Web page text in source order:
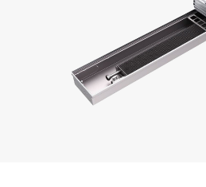
Пн-Пт, 9:00—18:00